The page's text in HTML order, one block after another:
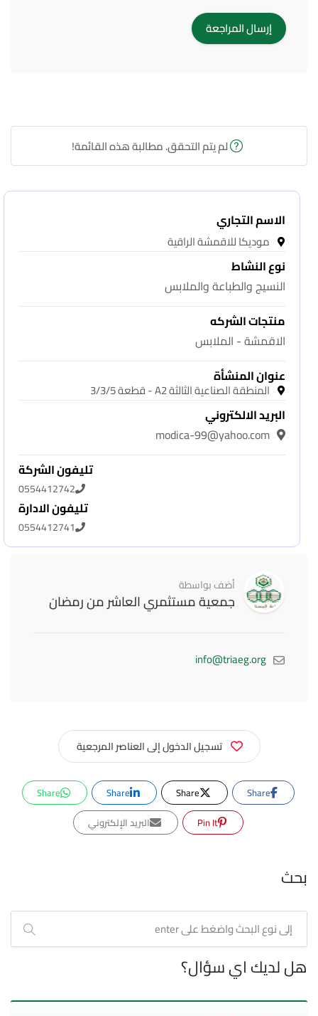
لم يتم التحقق. مطالبة هذه القائمة!
الاسم التجاري
موديكا للاقمشة الراقية
نوع النشاط
النسيج والطباعة والملابس
منتجات الشركه
الاقمشة - الملابس
عنوان المنشأة
المنطقة الصناعية الثالثة A2 - قطعة 3/3/5
البريد الالكتروني
modica-99@yahoo.com
تليفون الشركة
0554412742
تليفون الادارة
0554412741
أضف بواسطة
جمعية مستثمري العاشر من رمضان
info@triaeg.org
تسجيل الدخول إلى العناصر المرجعية
Share
Share
Share
Share
Pin It
البريد الإلكتروني
بحث
هل لديك اي سؤال؟